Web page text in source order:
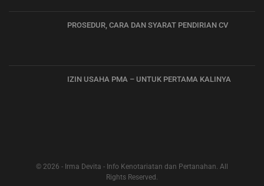
PROSEDUR, CARA DAN SYARAT PENDIRIAN CV
IZIN USAHA PMA – UNTUK PERTAMA KALINYA
© 2026 - Irma Devita - Info Kenotariatan dan Pertanahan. All
Rights Reserved.